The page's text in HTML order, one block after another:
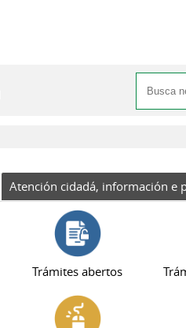
Buscar
Atención cidadá, información e
Trámites abertos